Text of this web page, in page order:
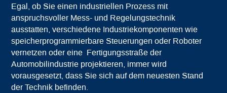
Egal, ob Sie einen industriellen Prozess mit
anspruchsvoller Mess- und Regelungstechnik
ausstatten, verschiedene Industriekomponenten wie
speicherprogrammierbare Steuerungen oder Roboter
vernetzen oder eine Fertigungsstraße der
Automobilindustrie projektieren, immer wird
vorausgesetzt, dass Sie sich auf dem neuesten Stand
der Technik befinden.